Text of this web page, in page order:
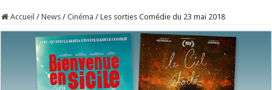
Accueil / News / Cinéma / Les sorties Comédie du 23 mai 2018